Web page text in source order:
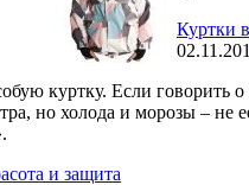
Куртки
куртку. Если говорить
но холода и морозы –
и защита